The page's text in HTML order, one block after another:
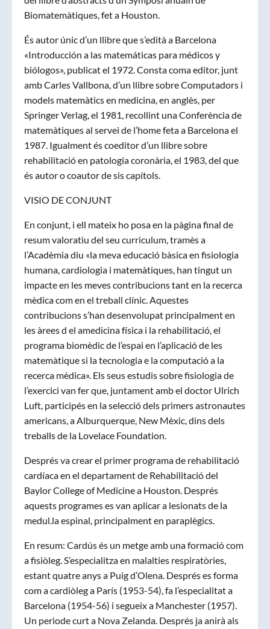
Biomatemàtiques, fet a Houston.
És autor únic d’un llibre que s’edità a Barcelona
«Introducción a las matemáticas para médicos y
biólogos», publicat el 1972. Consta coma editor, junt
amb Carles Vallbona, d’un llibre sobre Computadors i
models matemàtics en medicina, en anglès, per
Springer Verlag, el 1981, recollint una Conferència de
matemàtiques al servei de l’home feta a Barcelona el
1987. Igualment és coeditor d’un llibre sobre
rehabilitació en patologia coronària, el 1983, del que
és autor o coautor de sis capítols.
VISIO DE CONJUNT
En conjunt, i ell mateix ho posa en la pàgina final de
resum valoratiu del seu curriculum, tramès a
l’Acadèmia diu «la meva educació bàsica en fisiologia
humana, cardiologia i matemàtiques, han tingut un
impacte en les meves contribucions tant en la recerca
mèdica com en el treball clínic. Aquestes
contribucions s’han desenvolupat principalment en
les àrees d el amedicina física i la rehabilitació, el
programa biomèdic de l’espai en l’aplicació de les
matemàtique si la tecnologia e la computació a la
recerca mèdica». Els seus estudis sobre fisiologia de
l’exercici van fer que, juntament amb el doctor Ulrich
Luft, participés en la selecció dels primers astronautes
americans, a Alburquerque, New Mèxic, dins dels
treballs de la Lovelace Foundation.
Després va crear el primer programa de rehabilitació
cardíaca en el departament de Rehabilitació del
Baylor College of Medicine a Houston. Després
aquests programes es van aplicar a lesionats de la
medul.la espinal, principalment en paraplègics.
En resum: Cardús és un metge amb una formació com
a fisiòleg. S’especialitza en malalties respiratòries,
estant quatre anys a Puig d’Olena. Després es forma
com a cardiòleg a París (1953-54), fa l’especialitat a
Barcelona (1954-56) i segueix a Manchester (1957).
Un periode curt a Nova Zelanda. Després ja anirà als